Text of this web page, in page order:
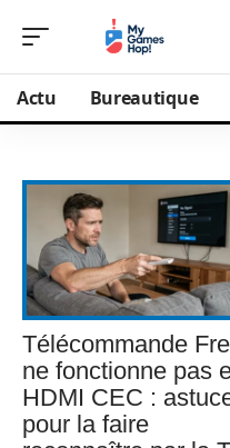
Actu Bureautique
Télécommande
ne fonctionne pas
HDMI CEC :
pour la faire